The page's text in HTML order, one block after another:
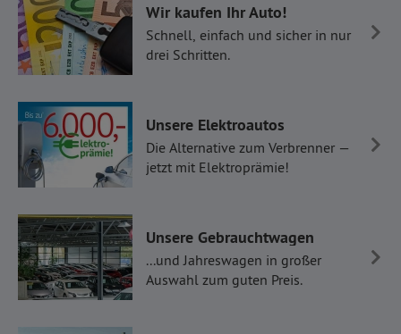
Wir kaufen Ihr Auto!
Schnell, einfach und sicher in nur
drei Schritten.
Unsere Elektroautos
Die Alternative zum Verbrenner —
jetzt mit Elektroprämie!
Unsere Gebrauchtwagen
...und Jahreswagen in großer
Auswahl zum guten Preis.